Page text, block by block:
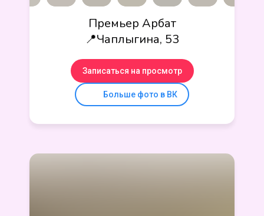
Премьер Арбат
📍Чаплыгина, 53
Записаться на просмотр
Больше фото в ВК